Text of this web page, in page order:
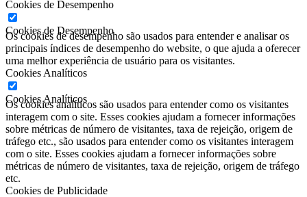
Cookies de Desempenho
Cookies de Desempenho
Os cookies de desempenho são usados ​​para entender e analisar os
principais índices de desempenho do website, o que ajuda a oferecer
uma melhor experiência de usuário para os visitantes.
Cookies Analíticos
Cookies Analíticos
Os cookies analíticos são usados ​​para entender como os visitantes
interagem com o site. Esses cookies ajudam a fornecer informações
sobre métricas de número de visitantes, taxa de rejeição, origem de
tráfego etc., são usados ​​para entender como os visitantes interagem
com o site. Esses cookies ajudam a fornecer informações sobre
métricas de número de visitantes, taxa de rejeição, origem de tráfego
etc.
Cookies de Publicidade